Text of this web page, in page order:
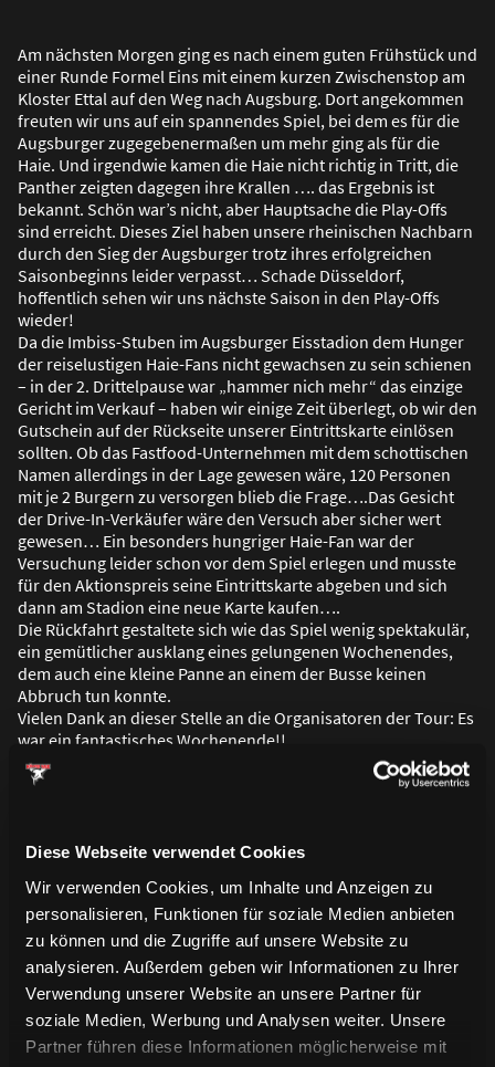
Diese Webseite verwendet Cookies
Wir verwenden Cookies, um Inhalte und Anzeigen zu
personalisieren, Funktionen für soziale Medien anbieten
zu können und die Zugriffe auf unsere Website zu
analysieren. Außerdem geben wir Informationen zu Ihrer
Verwendung unserer Website an unsere Partner für
soziale Medien, Werbung und Analysen weiter. Unsere
Partner führen diese Informationen möglicherweise mit
Am nächsten Morgen ging es nach einem guten Frühstück und
einer Runde Formel Eins mit einem kurzen Zwischenstop am
Kloster Ettal auf den Weg nach Augsburg. Dort angekommen
freuten wir uns auf ein spannendes Spiel, bei dem es für die
Augsburger zugegebenermaßen um mehr ging als für die
Haie. Und irgendwie kamen die Haie nicht richtig in Tritt, die
Panther zeigten dagegen ihre Krallen …. das Ergebnis ist
bekannt. Schön war’s nicht, aber Hauptsache die Play-Offs
sind erreicht. Dieses Ziel haben unsere rheinischen Nachbarn
durch den Sieg der Augsburger trotz ihres erfolgreichen
Saisonbeginns leider verpasst… Schade Düsseldorf,
hoffentlich sehen wir uns nächste Saison in den Play-Offs
wieder!
Da die Imbiss-Stuben im Augsburger Eisstadion dem Hunger
der reiselustigen Haie-Fans nicht gewachsen zu sein schienen
– in der 2. Drittelpause war „hammer nich mehr“ das einzige
Gericht im Verkauf – haben wir einige Zeit überlegt, ob wir den
Gutschein auf der Rückseite unserer Eintrittskarte einlösen
sollten. Ob das Fastfood-Unternehmen mit dem schottischen
Namen allerdings in der Lage gewesen wäre, 120 Personen
mit je 2 Burgern zu versorgen blieb die Frage….Das Gesicht
der Drive-In-Verkäufer wäre den Versuch aber sicher wert
gewesen… Ein besonders hungriger Haie-Fan war der
Versuchung leider schon vor dem Spiel erlegen und musste
für den Aktionspreis seine Eintrittskarte abgeben und sich
dann am Stadion eine neue Karte kaufen….
Die Rückfahrt gestaltete sich wie das Spiel wenig spektakulär,
ein gemütlicher ausklang eines gelungenen Wochenendes,
dem auch eine kleine Panne an einem der Busse keinen
Abbruch tun konnte.
Vielen Dank an dieser Stelle an die Organisatoren der Tour: Es
war ein fantastisches Wochenende!!